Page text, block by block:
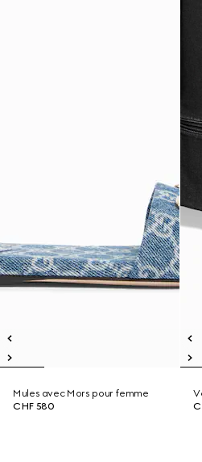
Mules avec Mors pour femme
CHF 580